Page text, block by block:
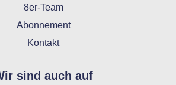
8er-Team
Abonnement
Kontakt
sind auch auf